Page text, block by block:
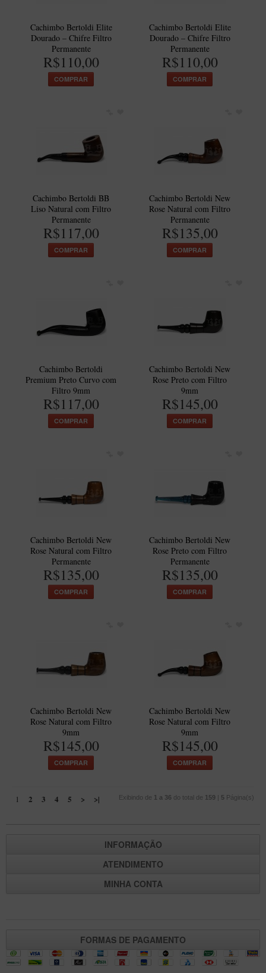
Cachimbo Bertoldi Elite
Dourado – Chifre Filtro
Permanente
R$110,00
COMPRAR
Cachimbo Bertoldi Elite
Dourado – Chifre Filtro
Permanente
R$110,00
COMPRAR
Cachimbo Bertoldi BB
Liso Natural com Filtro
Permanente
R$117,00
COMPRAR
Cachimbo Bertoldi New
Rose Natural com Filtro
Permanente
R$135,00
COMPRAR
Cachimbo Bertoldi
Premium Preto Curvo com
Filtro 9mm
R$117,00
COMPRAR
Cachimbo Bertoldi New
Rose Preto com Filtro
9mm
R$145,00
COMPRAR
Cachimbo Bertoldi New
Rose Natural com Filtro
Permanente
R$135,00
COMPRAR
Cachimbo Bertoldi New
Rose Preto com Filtro
Permanente
R$135,00
COMPRAR
Cachimbo Bertoldi New
Rose Natural com Filtro
9mm
R$145,00
COMPRAR
Cachimbo Bertoldi New
Rose Natural com Filtro
9mm
R$145,00
COMPRAR
1 2 3 4 5 > >| Exibindo de 1 a 36 do total de 159 | 5 Página(s)
INFORMAÇÃO
ATENDIMENTO
MINHA CONTA
FORMAS DE PAGAMENTO